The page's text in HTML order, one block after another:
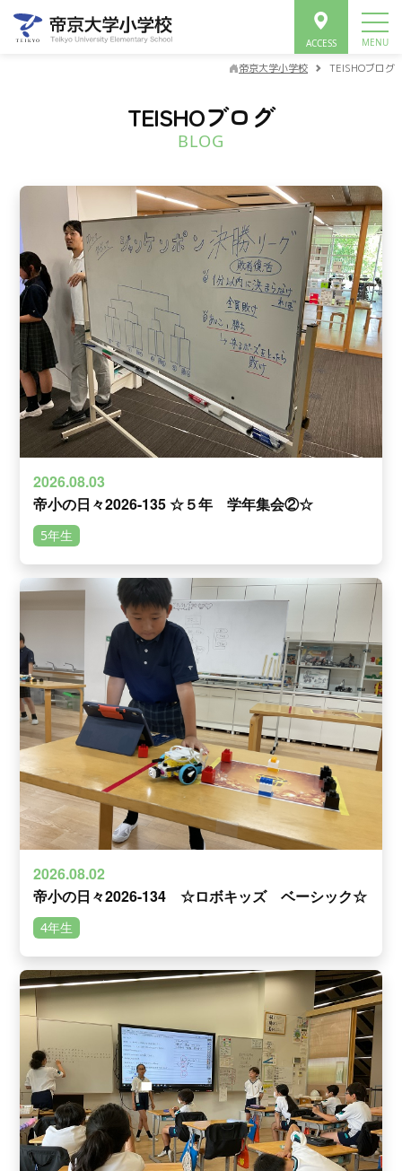
帝京大学小学校 TEISHOブログ
TEISHOブログ
BLOG
2026.08.03
帝小の日々2026-135 ☆５年 学年集会②☆
5年生
2026.08.02
帝小の日々2026-134 ☆ロボキッズ ベーシック☆
4年生